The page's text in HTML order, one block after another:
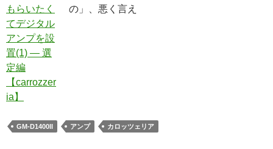
の」、悪く言え
GM-D1400II アンプ カロッツェリア